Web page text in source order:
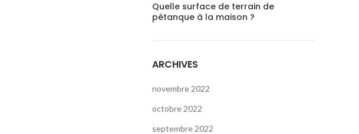
Quelle surface de terrain de
pétanque à la maison ?
ARCHIVES
novembre 2022
octobre 2022
septembre 2022